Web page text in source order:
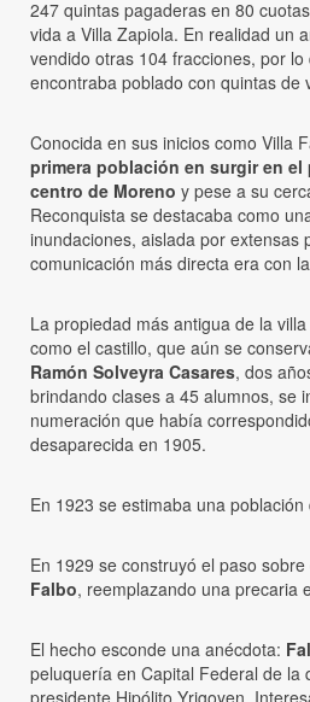
247 quintas pagaderas en 80
vida a Villa Zapiola. En realidad un
vendido otras 104 fracciones, por
encontraba poblado con quintas de
Conocida en sus inicios como Villa
primera población en surgir en el
centro de Moreno y pese a su
Reconquista se destacaba como
inundaciones, aislada por extensas
comunicación más directa era con
La propiedad más antigua de la
como el castillo, que aún se
Ramón Solveyra Casares, dos
brindando clases a 45 alumnos, se
numeración que había
desaparecida en 1905.
En 1923 se estimaba una
En 1929 se construyó el paso
Falbo, reemplazando una precaria
El hecho esconde una anécdota:
peluquería en Capital Federal de la
presidente Hipólito Yrigoyen.